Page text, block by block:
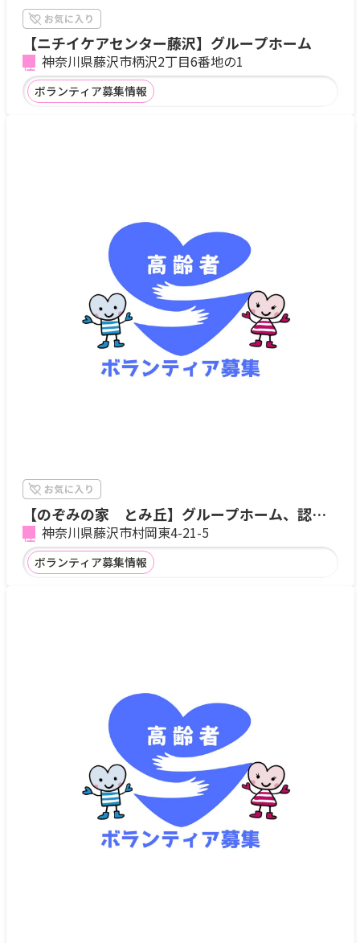
【ニチイケアセンター藤沢】グループホーム
神奈川県藤沢市柄沢2丁目6番地の1
ボランティア募集情報
【のぞみの家 とみ丘】グループホーム、認知
症対応型共同生活介護
神奈川県藤沢市村岡東4-21-5
ボランティア募集情報